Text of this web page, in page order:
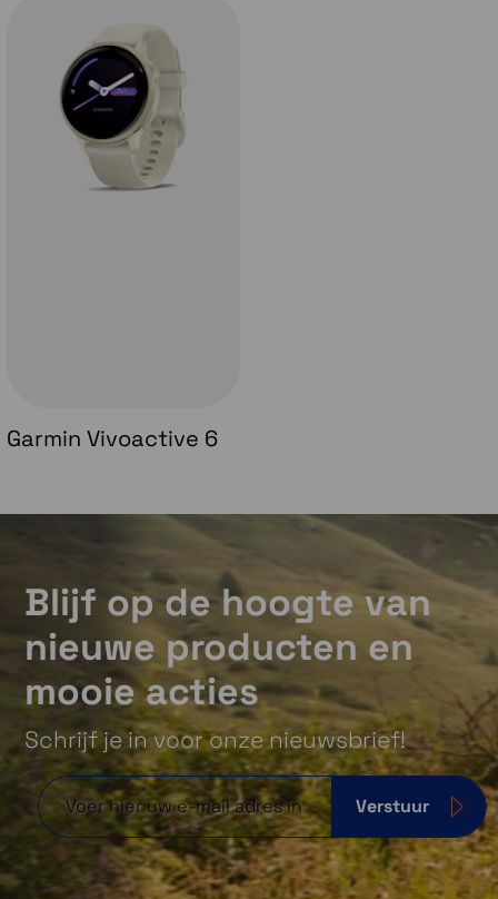
Garmin Vivoactive 6
Blijf op de hoogte van
nieuwe producten en
mooie acties
Schrijf je in voor onze nieuwsbrief!
Verstuur